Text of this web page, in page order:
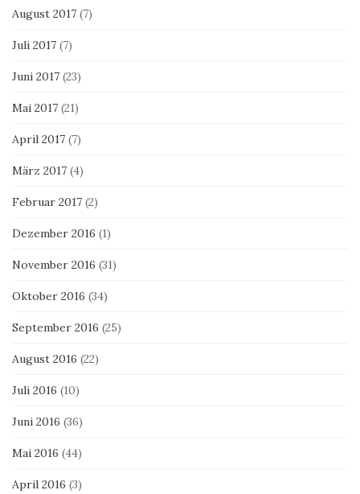
August 2017 (7)
Juli 2017 (7)
Juni 2017 (23)
Mai 2017 (21)
April 2017 (7)
März 2017 (4)
Februar 2017 (2)
Dezember 2016 (1)
November 2016 (31)
Oktober 2016 (34)
September 2016 (25)
August 2016 (22)
Juli 2016 (10)
Juni 2016 (36)
Mai 2016 (44)
April 2016 (3)